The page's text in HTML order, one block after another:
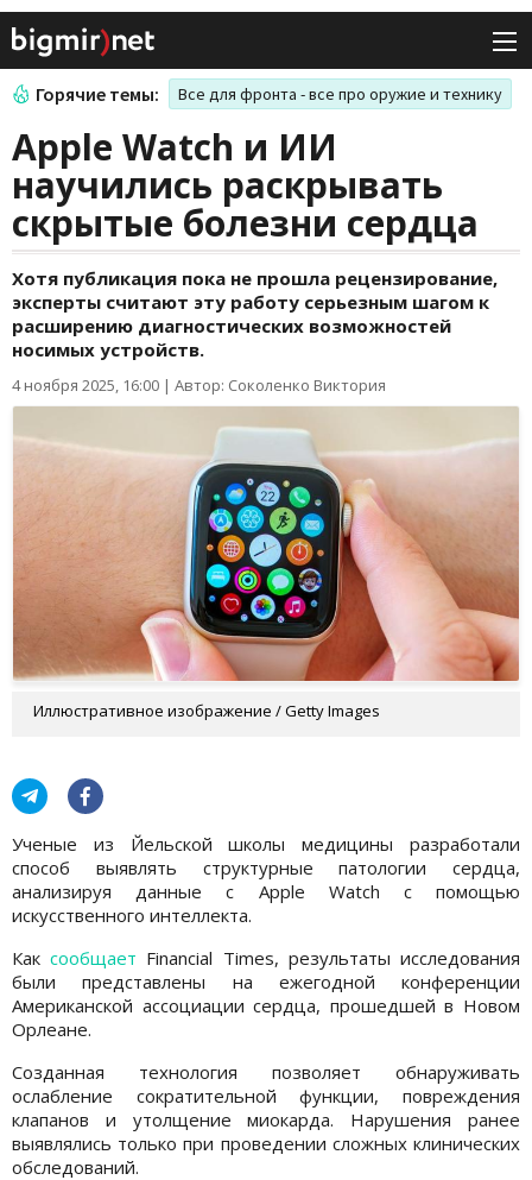
Горячие темы: Все для фронта - все про оружие и технику
Apple Watch и ИИ
научились раскрывать
скрытые болезни сердца
Хотя публикация пока не прошла рецензирование,
эксперты считают эту работу серьезным шагом к
расширению диагностических возможностей
носимых устройств.
4 ноября 2025, 16:00 | Автор: Соколенко Виктория
Иллюстративное изображение / Getty Images
Ученые из Йельской школы медицины разработали
способ выявлять структурные патологии сердца,
анализируя данные с Apple Watch с помощью
искусственного интеллекта.
Каксообщает Financial Times, результаты исследования
были представлены на ежегодной конференции
Американской ассоциации сердца, прошедшей в Новом
Орлеане.
Созданная технология позволяет обнаруживать
ослабление сократительной функции, повреждения
клапанов и утолщение миокарда. Нарушения ранее
выявлялись только при проведении сложных клинических
обследований.